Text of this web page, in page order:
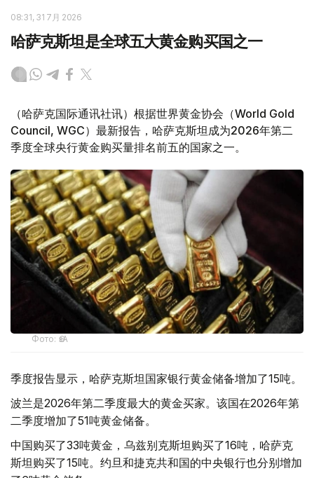
08:31, 31 7月 2026
哈萨克斯坦是全球五大黄金购买国之一
（哈萨克国际通讯社讯）根据世界黄金协会（World Gold
Council, WGC）最新报告，哈萨克斯坦成为2026年第二
季度全球央行黄金购买量排名前五的国家之一。
Фото: ӨзА
季度报告显示，哈萨克斯坦国家银行黄金储备增加了15吨。
波兰是2026年第二季度最大的黄金买家。该国在2026年第
二季度增加了51吨黄金储备。
中国购买了33吨黄金，乌兹别克斯坦购买了16吨，哈萨克
斯坦购买了15吨。约旦和捷克共和国的中央银行也分别增加